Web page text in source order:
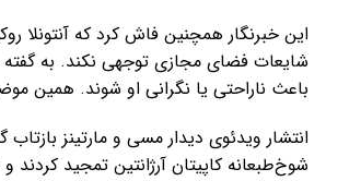
این خبرنگار همچنین فاش کرد که آنتونلا
شایعات فضای مجازی توجهی نکند. به گفته
باعث ناراحتی یا نگرانی او شوند. همین
انتشار ویدئوی دیدار مسی و مارتینز
شوخ‌طبعانه کاپیتان آرژانتین تمجید